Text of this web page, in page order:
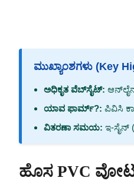
ಮುಖ್ಯಾಂಶಗಳು (Key
ಅಧಿಕೃತ ವೆಬ್‌ಸೈಟ್:
ಯಾವ ಫಾರ್ಮ್?: ಪಿವಿಸಿ
ವಿತರಣಾ ಸಮಯ: ಇ-ಸೈನ್
ಹೊಸ PVC